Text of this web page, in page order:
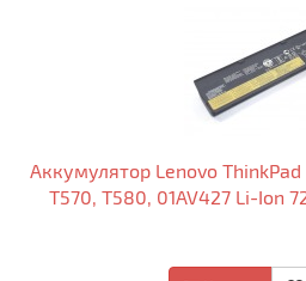
Аккумулятор Lenovo ThinkPad
T570, T580, 01AV427 Li-Ion